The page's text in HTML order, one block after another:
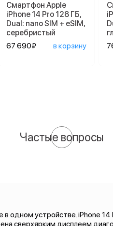
Смартфон Apple
iPhone 14 Pro 128 ГБ,
Dual: nano SIM + eSIM,
серебристый
67 690₽
в корзину
Частые вопросы
в одном устройстве. iPhone
сверхярким дисплеем